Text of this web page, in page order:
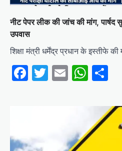
नीट पेपर लीक की जांच की मांग,
उपवास
शिक्षा मंत्री धर्मेंद्र प्रधान के इस्तीफे
Facebook
Twitter
Email